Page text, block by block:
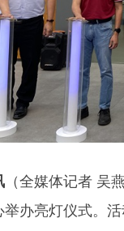
（全媒体记者 吴
办亮灯仪式。